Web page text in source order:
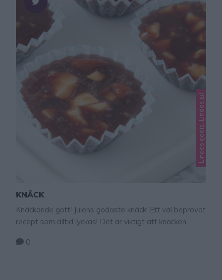
Lindas godis, Lindas jul
KNÄCK
Knäckande gott! Julens godaste knäck! Ett väl beprövat
recept som alltid lyckas! Det är viktigt att knäcken
konsistens när den stelnar. Man kan även använda
0